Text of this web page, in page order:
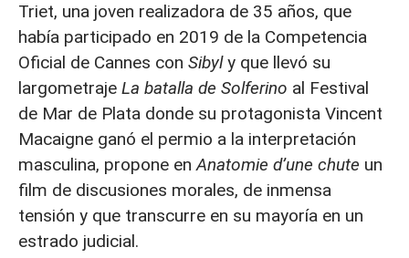
Triet, una joven realizadora de 35 años, que
había participado en 2019 de la Competencia
Oficial de Cannes con Sibyly que llevó su
largometraje La batalla de Solferino al Festival
de Mar de Plata donde su protagonista Vincent
Macaigne ganó el permio a la interpretación
masculina, propone enAnatomie d’une chute un
film de discusiones morales, de inmensa
tensión y que transcurre en su mayoría en un
estrado judicial.